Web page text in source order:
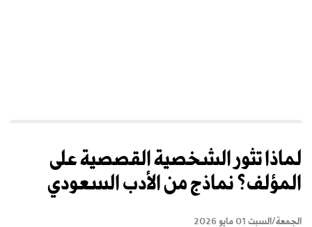
لماذا تثور الشخصية القصصية على
المؤلف؟ نماذج من الأدب السعودي
الجمعة/السبت 01 مايو 2026